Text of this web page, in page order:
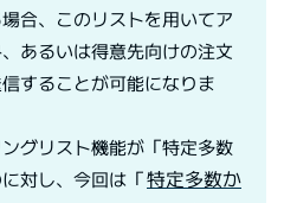
合、このリストを用いてア
あるいは得意先向けの注文
することが可能になりま
グリスト機能が「特定多数
対し、今回は「特定多数か